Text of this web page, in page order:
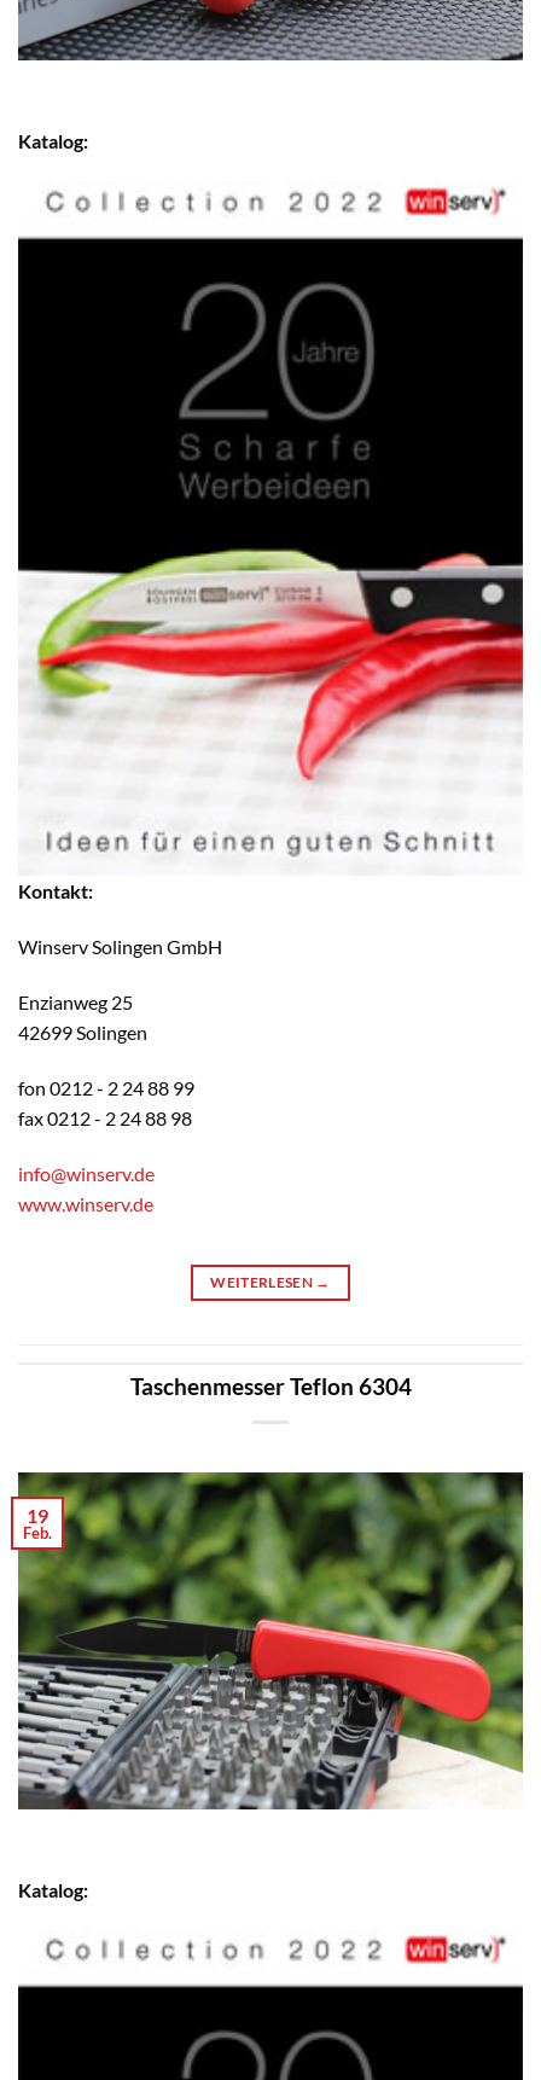
Katalog:
Kontakt:
Winserv Solingen GmbH
Enzianweg 25
42699 Solingen
fon 0212 - 2 24 88 99
fax 0212 - 2 24 88 98
info@winserv.de
www.winserv.de
WEITERLESEN →
Taschenmesser Teflon 6304
19
Feb.
Katalog: